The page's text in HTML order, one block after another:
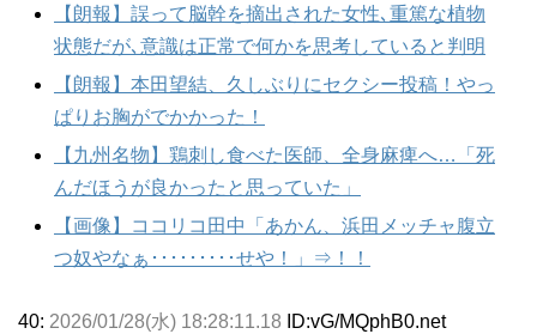
【朗報】誤って脳幹を摘出された女性､重篤な植物
状態だが､意識は正常で何かを思考していると判明
【朗報】本田望結、久しぶりにセクシー投稿！やっ
ぱりお胸がでかかった！
【九州名物】鶏刺し食べた医師、全身麻痺へ…「死
んだほうが良かったと思っていた」
【画像】ココリコ田中「あかん、浜田メッチャ腹立
つ奴やなぁ･････････せや！」⇒！！
40: 2026/01/28(水) 18:28:11.18 ID:vG/MQphB0.net